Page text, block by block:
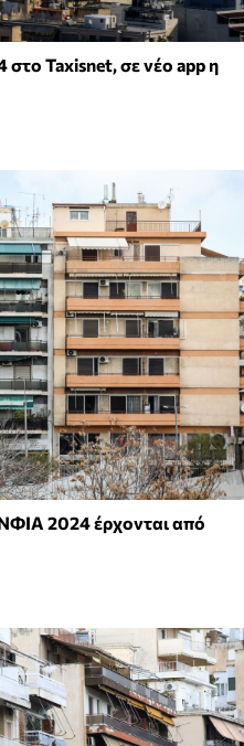
Taxisnet, σε νέο app η
2024 έρχονται από